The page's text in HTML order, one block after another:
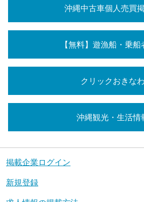
沖縄中古車個人売買
【無料】遊漁船・乗
クリックおきなわ
沖縄観光・生活情
掲載企業ログイン
新規登録